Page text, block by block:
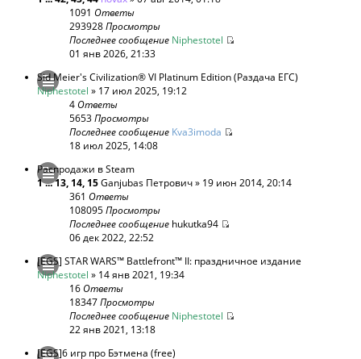
1091 Ответы
293928Просмотры
Последнее сообщение Niphestotel
01 янв 2026, 21:33
Sid Meier's Civilization® VI Platinum Edition (Раздача ЕГС)
Niphestotel » 17 июл 2025, 19:12
4Ответы
5653Просмотры
Последнее сообщение Kva3imoda
18 июл 2025, 14:08
Распродажи в Steam
1...13, 14, 15Ganjubas Петрович» 19 июн 2014, 20:14
361 Ответы
108095Просмотры
Последнее сообщение hukutka94
06 дек 2022, 22:52
[EGS] STAR WARS™ Battlefront™ II: праздничное издание
Niphestotel » 14 янв 2021, 19:34
16Ответы
18347Просмотры
Последнее сообщение Niphestotel
22 янв 2021, 13:18
[EGS]6 игр про Бэтмена (free)